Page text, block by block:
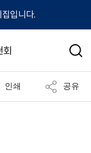
입니다.
검
인쇄 공유